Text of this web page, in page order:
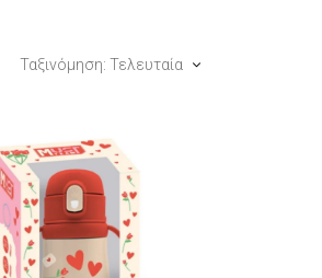
Ταξινόμηση: Τελευταία